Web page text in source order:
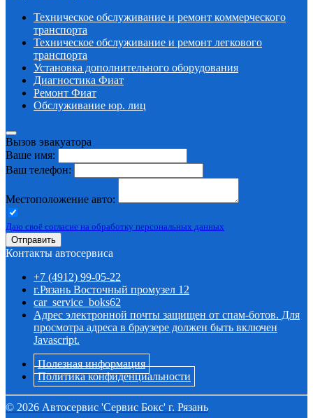
Техническое обcлуживание и ремонт коммерческого
транспорта
Техническое обcлуживание и ремонт легкового
транспорта
Установка дополнительного оборудования
Диагностика Фиат
Ремонт Фиат
Обслуживание юр. лиц
Вызов эвакуатора
Ваше имя:
Ваш телефон:
Местоположение авто:
Даю своё согласие на обработку персональных данных
Отправить
Контакты автосервиса
+7 (4912) 99-05-22
г.Рязань Восточный промузел 12
car_service_boks62
Адрес электронной почты защищен от спам-ботов. Для
просмотра адреса в браузере должен быть включен
Javascript.
Полезная информация
Политика конфиденциальности
© 2026 Автосервис 'Сервис Бокс' г. Рязань